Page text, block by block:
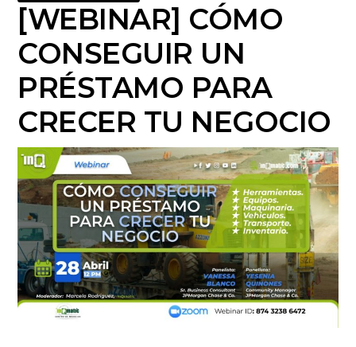
[WEBINAR] CÓMO
CONSEGUIR UN
PRÉSTAMO PARA
CRECER TU NEGOCIO